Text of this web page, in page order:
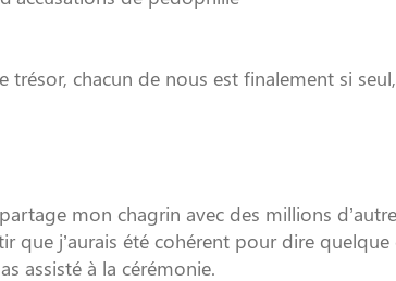
chacun de nous est finalement si seul,
mon chagrin avec des millions
que j’aurais été cohérent pour dire quelque
assisté à la cérémonie.